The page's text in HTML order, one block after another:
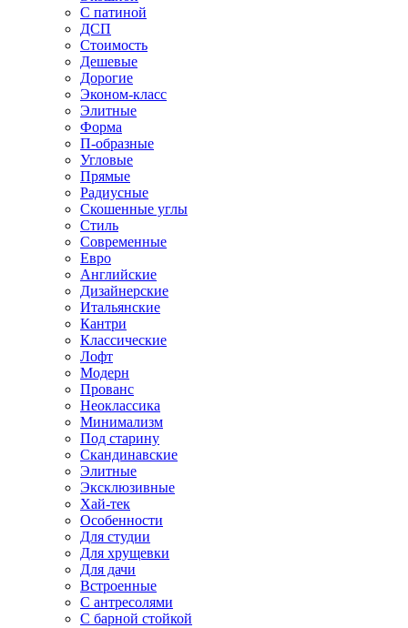
С патиной
ДСП
Стоимость
Дешевые
Дорогие
Эконом-класс
Элитные
Форма
П-образные
Угловые
Прямые
Радиусные
Скошенные углы
Стиль
Современные
Евро
Английские
Дизайнерские
Итальянские
Кантри
Классические
Лофт
Модерн
Прованс
Неоклассика
Минимализм
Под старину
Скандинавские
Элитные
Эксклюзивные
Хай-тек
Особенности
Для студии
Для хрущевки
Для дачи
Встроенные
С антресолями
С барной стойкой